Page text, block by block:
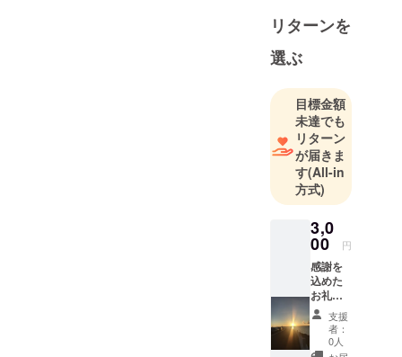
Q ふわっち
→
https://t.co/d
vCplkNS7G
リターンを
選ぶ
目標金額
未達でも
リターン
が届きま
す(All-in
方式)
3,0
00 円
感謝を
込めた
お礼の
メッ
セー
ジ！
支援
者：
0人